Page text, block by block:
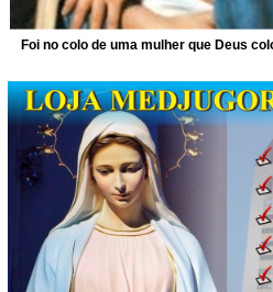
Foi no colo de uma mulher que Deus